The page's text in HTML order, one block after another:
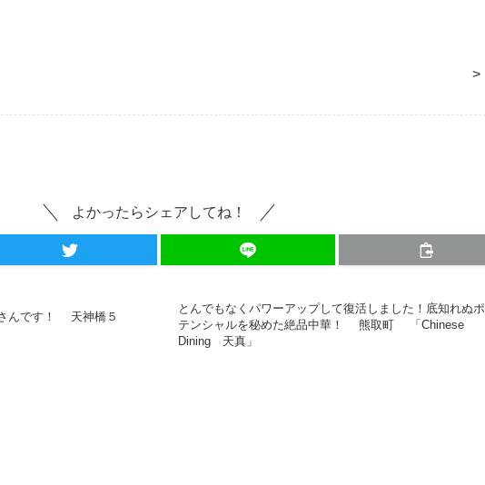
>
よかったらシェアしてね！
さんです！ 天神橋５
とんでもなくパワーアップして復活しました！底知れぬポ
テンシャルを秘めた絶品中華！ 熊取町 「Chinese
Dining 天真」